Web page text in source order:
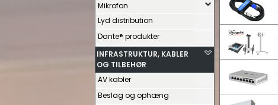
Mikrofon
Lyd distribution
Dante® produkter
INFRASTRUKTUR, KABLER
OG TILBEHØR
AV kabler
Beslag og ophæng